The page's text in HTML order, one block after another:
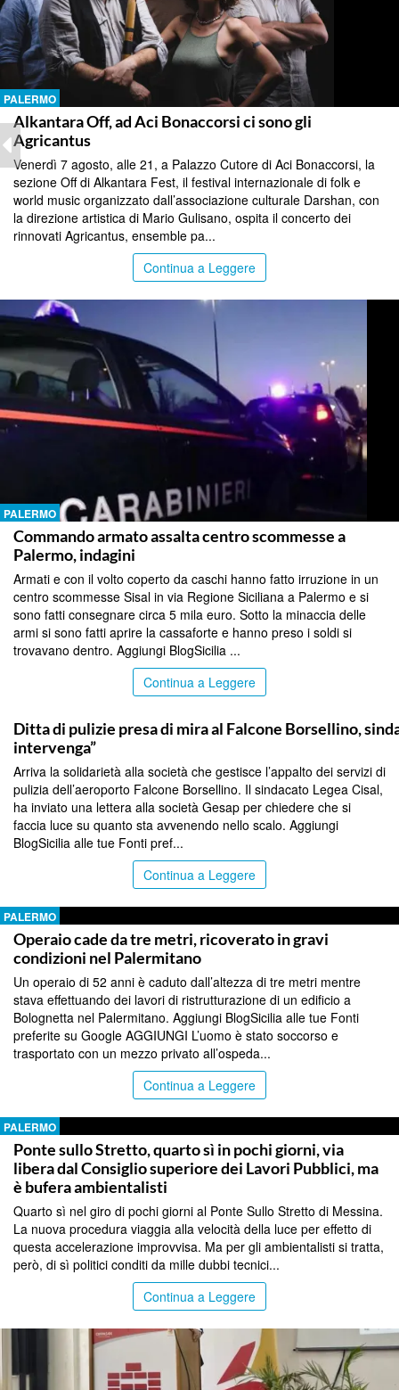
PALERMO
Alkantara Off, ad Aci Bonaccorsi ci sono gli
Agricantus
Venerdì 7 agosto, alle 21, a Palazzo Cutore di Aci Bonaccorsi, la
sezione Off di Alkantara Fest, il festival internazionale di folk e
world music organizzato dall’associazione culturale Darshan, con
la direzione artistica di Mario Gulisano, ospita il concerto dei
rinnovati Agricantus, ensemble pa...
Continua a Leggere
PALERMO
Commando armato assalta centro scommesse a
Palermo, indagini
Armati e con il volto coperto da caschi hanno fatto irruzione in un
centro scommesse Sisal in via Regione Siciliana a Palermo e si
sono fatti consegnare circa 5 mila euro. Sotto la minaccia delle
armi si sono fatti aprire la cassaforte e hanno preso i soldi si
trovavano dentro. Aggiungi BlogSicilia ...
Continua a Leggere
Ditta di pulizie presa di mira al Falcone Borsellino,
intervenga”
Arriva la solidarietà alla società che gestisce l’appalto dei servizi di
pulizia dell’aeroporto Falcone Borsellino. Il sindacato Legea Cisal,
ha inviato una lettera alla società Gesap per chiedere che si
faccia luce su quanto sta avvenendo nello scalo. Aggiungi
BlogSicilia alle tue Fonti pref...
Continua a Leggere
PALERMO
Operaio cade da tre metri, ricoverato in gravi
condizioni nel Palermitano
Un operaio di 52 anni è caduto dall’altezza di tre metri mentre
stava effettuando dei lavori di ristrutturazione di un edificio a
Bolognetta nel Palermitano. Aggiungi BlogSicilia alle tue Fonti
preferite su Google AGGIUNGI L’uomo è stato soccorso e
trasportato con un mezzo privato all’ospeda...
Continua a Leggere
PALERMO
Ponte sullo Stretto, quarto sì in pochi giorni, via
libera dal Consiglio superiore dei Lavori Pubblici, ma
è bufera ambientalisti
Quarto sì nel giro di pochi giorni al Ponte Sullo Stretto di Messina.
La nuova procedura viaggia alla velocità della luce per effetto di
questa accelerazione improvvisa. Ma per gli ambientalisti si tratta,
però, di sì politici conditi da mille dubbi tecnici...
Continua a Leggere